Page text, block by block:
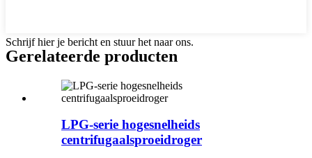
Schrijf hier je bericht en stuur het naar ons.
Gerelateerde producten
LPG-serie hogesnelheids
centrifugaalsproeidroger